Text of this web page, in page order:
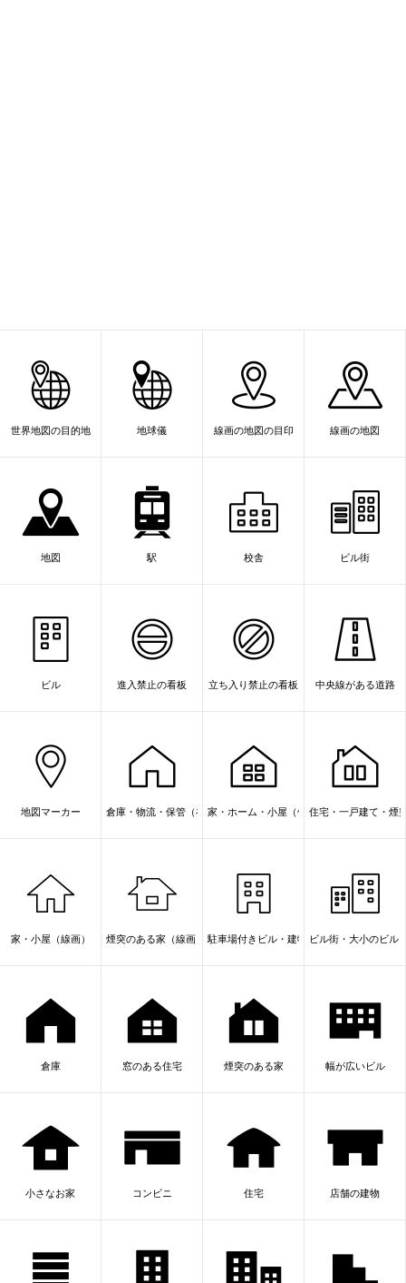
世界地図の目的地 地球儀 線画の地図の目印 線画の地図
地図 駅 校舎 ビル街
ビル 進入禁止の看板 立ち入り禁止の看板 中央線がある道路
地図マーカー 倉庫・物流・保管（在庫管理）家・ホーム・小屋（住宅・店舗）
住宅・一戸建て・煙
家・小屋（線画） 煙突のある家（線画） 駐車場付きビル・建物（線画）ビル街・大小のビル
倉庫 窓のある住宅 煙突のある家 幅が広いビル
小さなお家 コンビニ 住宅 店舗の建物